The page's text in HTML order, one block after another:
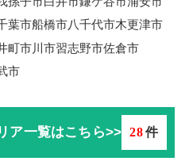
葉市船橋市八千代市木更津市
町市川市習志野市佐倉市
市
ア一覧はこちら>> 28件